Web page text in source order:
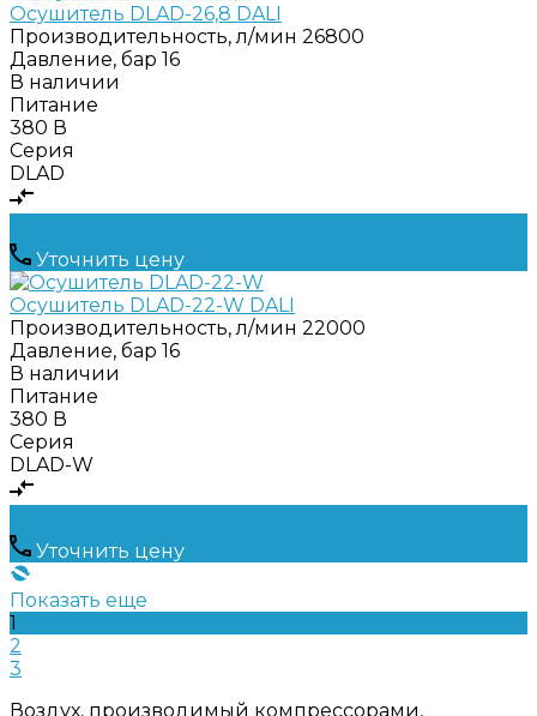
Осушитель DLAD-26,8 DALI
Производительность, л/мин 26800
Давление, бар 16
В наличии
Питание
380 В
Серия
DLAD
Уточнить цену
Осушитель DLAD-22-W DALI
Производительность, л/мин 22000
Давление, бар 16
В наличии
Питание
380 В
Серия
DLAD-W
Уточнить цену
Показать еще
1
2
3
Воздух, производимый компрессорами,